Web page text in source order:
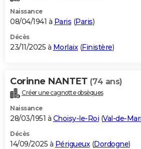
Naissance
08/04/1941 à Paris (Paris)
Décès
23/11/2025 à Morlaix(Finistère)
Corinne NANTET (74 ans)
Créer une cagnotte obsèques
Naissance
28/03/1951 à Choisy-le-Roi (Val-de-
Décès
14/09/2025 à Périgueux (Dordogne)